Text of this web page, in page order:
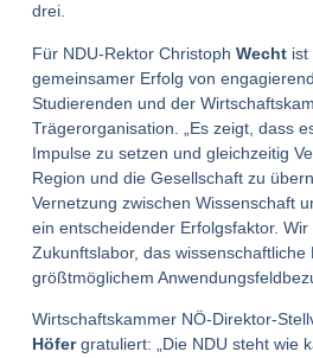
drei.
Für NDU-Rektor Christoph Wechtist
gemeinsamer Erfolg von
Studierenden und der
Trägerorganisation. „Es zeigt, dass
Impulse zu setzen und gleichzeitig
Region und die Gesellschaft zu
Vernetzung zwischen Wissenschaft
ein entscheidender Erfolgsfaktor.
Zukunftslabor, das wissenschaftliche
größtmöglichem
Wirtschaftskammer NÖ-Direktor-
Höfergratuliert: „Die NDU steht wie